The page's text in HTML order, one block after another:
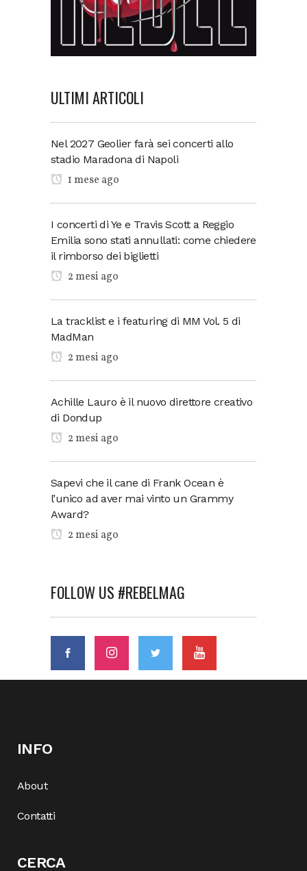
ULTIMI ARTICOLI
Nel 2027 Geolier farà sei concerti allo
stadio Maradona di Napoli
1 mese ago
I concerti di Ye e Travis Scott a Reggio
Emilia sono stati annullati: come chiedere
il rimborso dei biglietti
2 mesi ago
La tracklist e i featuring di MM Vol. 5 di
MadMan
2 mesi ago
Achille Lauro è il nuovo direttore creativo
di Dondup
2 mesi ago
Sapevi che il cane di Frank Ocean è
l’unico ad aver mai vinto un Grammy
Award?
2 mesi ago
FOLLOW US #REBELMAG
INFO
About
Contatti
CERCA